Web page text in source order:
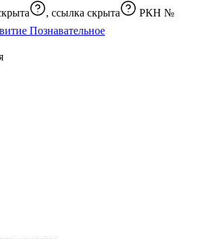
, ссылка скрыта
РКН №
Познавательное